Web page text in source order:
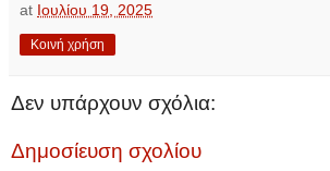
at Ιουλίου 19, 2025
Κοινή χρήση
Δεν υπάρχουν σχόλια:
Δημοσίευση σχολίου